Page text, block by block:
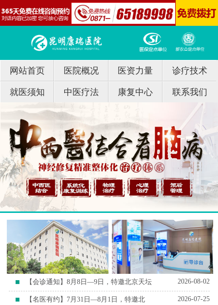
网站首页 医院概况 医资力量 诊疗技术
就医须知 中医疗法 康复中心 联系我们
【会诊通知】8月8日—9日，特邀北京天坛 2026-08-02
【名医有约】7月31日—8月1日，特邀北 2026-07-25